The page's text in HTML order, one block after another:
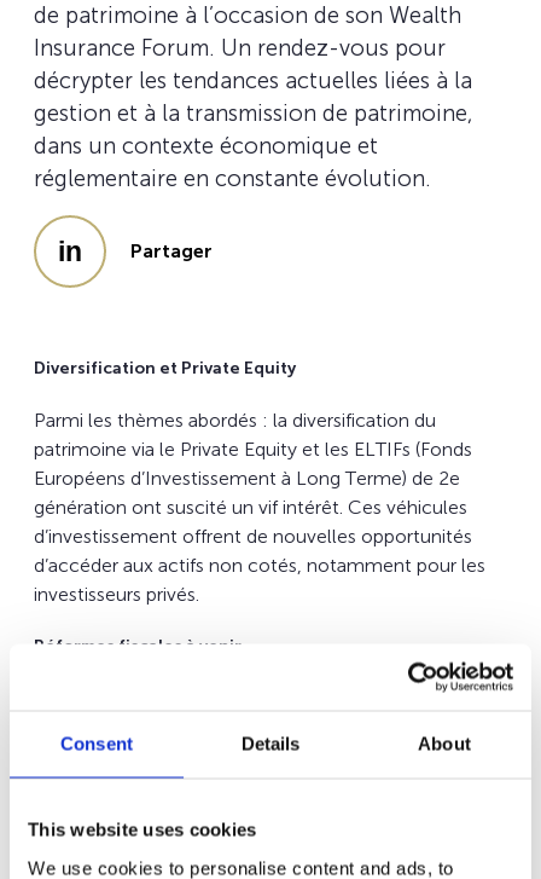
Consent Details About
This website uses cookies
We use cookies to personalise content and ads, to
de patrimoine à l’occasion de son Wealth
Insurance Forum. Un rendez-vous pour
décrypter les tendances actuelles liées à la
gestion et à la transmission de patrimoine,
dans un contexte économique et
réglementaire en constante évolution.
Partager
Diversification et Private Equity
Parmi les thèmes abordés : la diversification du
patrimoine via le Private Equity et les ELTIFs (Fonds
Européens d’Investissement à Long Terme) de 2e
génération ont suscité un vif intérêt. Ces véhicules
d’investissement offrent de nouvelles opportunités
d’accéder aux actifs non cotés, notamment pour les
investisseurs privés.
Réformes fiscales à venir
La fiscalité patrimoniale française, en voie de réforme
fiscales), incite à anticiper ces évolutions et diluer les
risques pour atteindre les objectifs patrimoniaux. Les
d’anticiper les évolutions fiscales et d’adopter une
approche personnalisée face aux attentes croissantes